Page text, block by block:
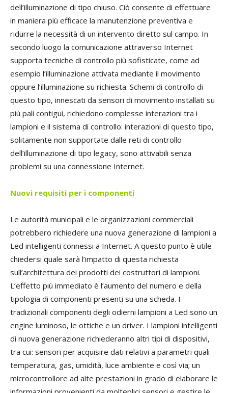
dell’illuminazione di tipo chiuso. Ciò consente di effettuare
in maniera più efficace la manutenzione preventiva e
ridurre la necessità di un intervento diretto sul campo. In
secondo luogo la comunicazione attraverso Internet
supporta tecniche di controllo più sofisticate, come ad
esempio l’illuminazione attivata mediante il movimento
oppure l’illuminazione su richiesta. Schemi di controllo di
questo tipo, innescati da sensori di movimento installati su
più pali contigui, richiedono complesse interazioni tra i
lampioni e il sistema di controllo: interazioni di questo tipo,
solitamente non supportate dalle reti di controllo
dell’illuminazione di tipo legacy, sono attivabili senza
problemi su una connessione Internet.
Nuovi requisiti per i componenti
Le autorità municipali e le organizzazioni commerciali
potrebbero richiedere una nuova generazione di lampioni a
Led intelligenti connessi a Internet. A questo punto è utile
chiedersi quale sarà l’impatto di questa richiesta
sull’architettura dei prodotti dei costruttori di lampioni.
L’effetto più immediato è l’aumento del numero e della
tipologia di componenti presenti su una scheda. I
tradizionali componenti degli odierni lampioni a Led sono un
engine luminoso, le ottiche e un driver. I lampioni intelligenti
di nuova generazione richiederanno altri tipi di dispositivi,
tra cui: sensori per acquisire dati relativi a parametri quali
temperatura, gas, umidità, luce ambiente e così via; un
microcontrollore ad alte prestazioni in grado di elaborare le